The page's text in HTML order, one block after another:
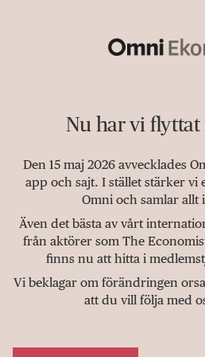
Nu har vi flyttat
Den 15 maj 2026 avvecklades
app och sajt. I stället stärker vi
Omni och samlar allt
Även det bästa av vårt
från aktörer som The
finns nu att hitta i
Vi beklagar om förändringen
att du vill följa med